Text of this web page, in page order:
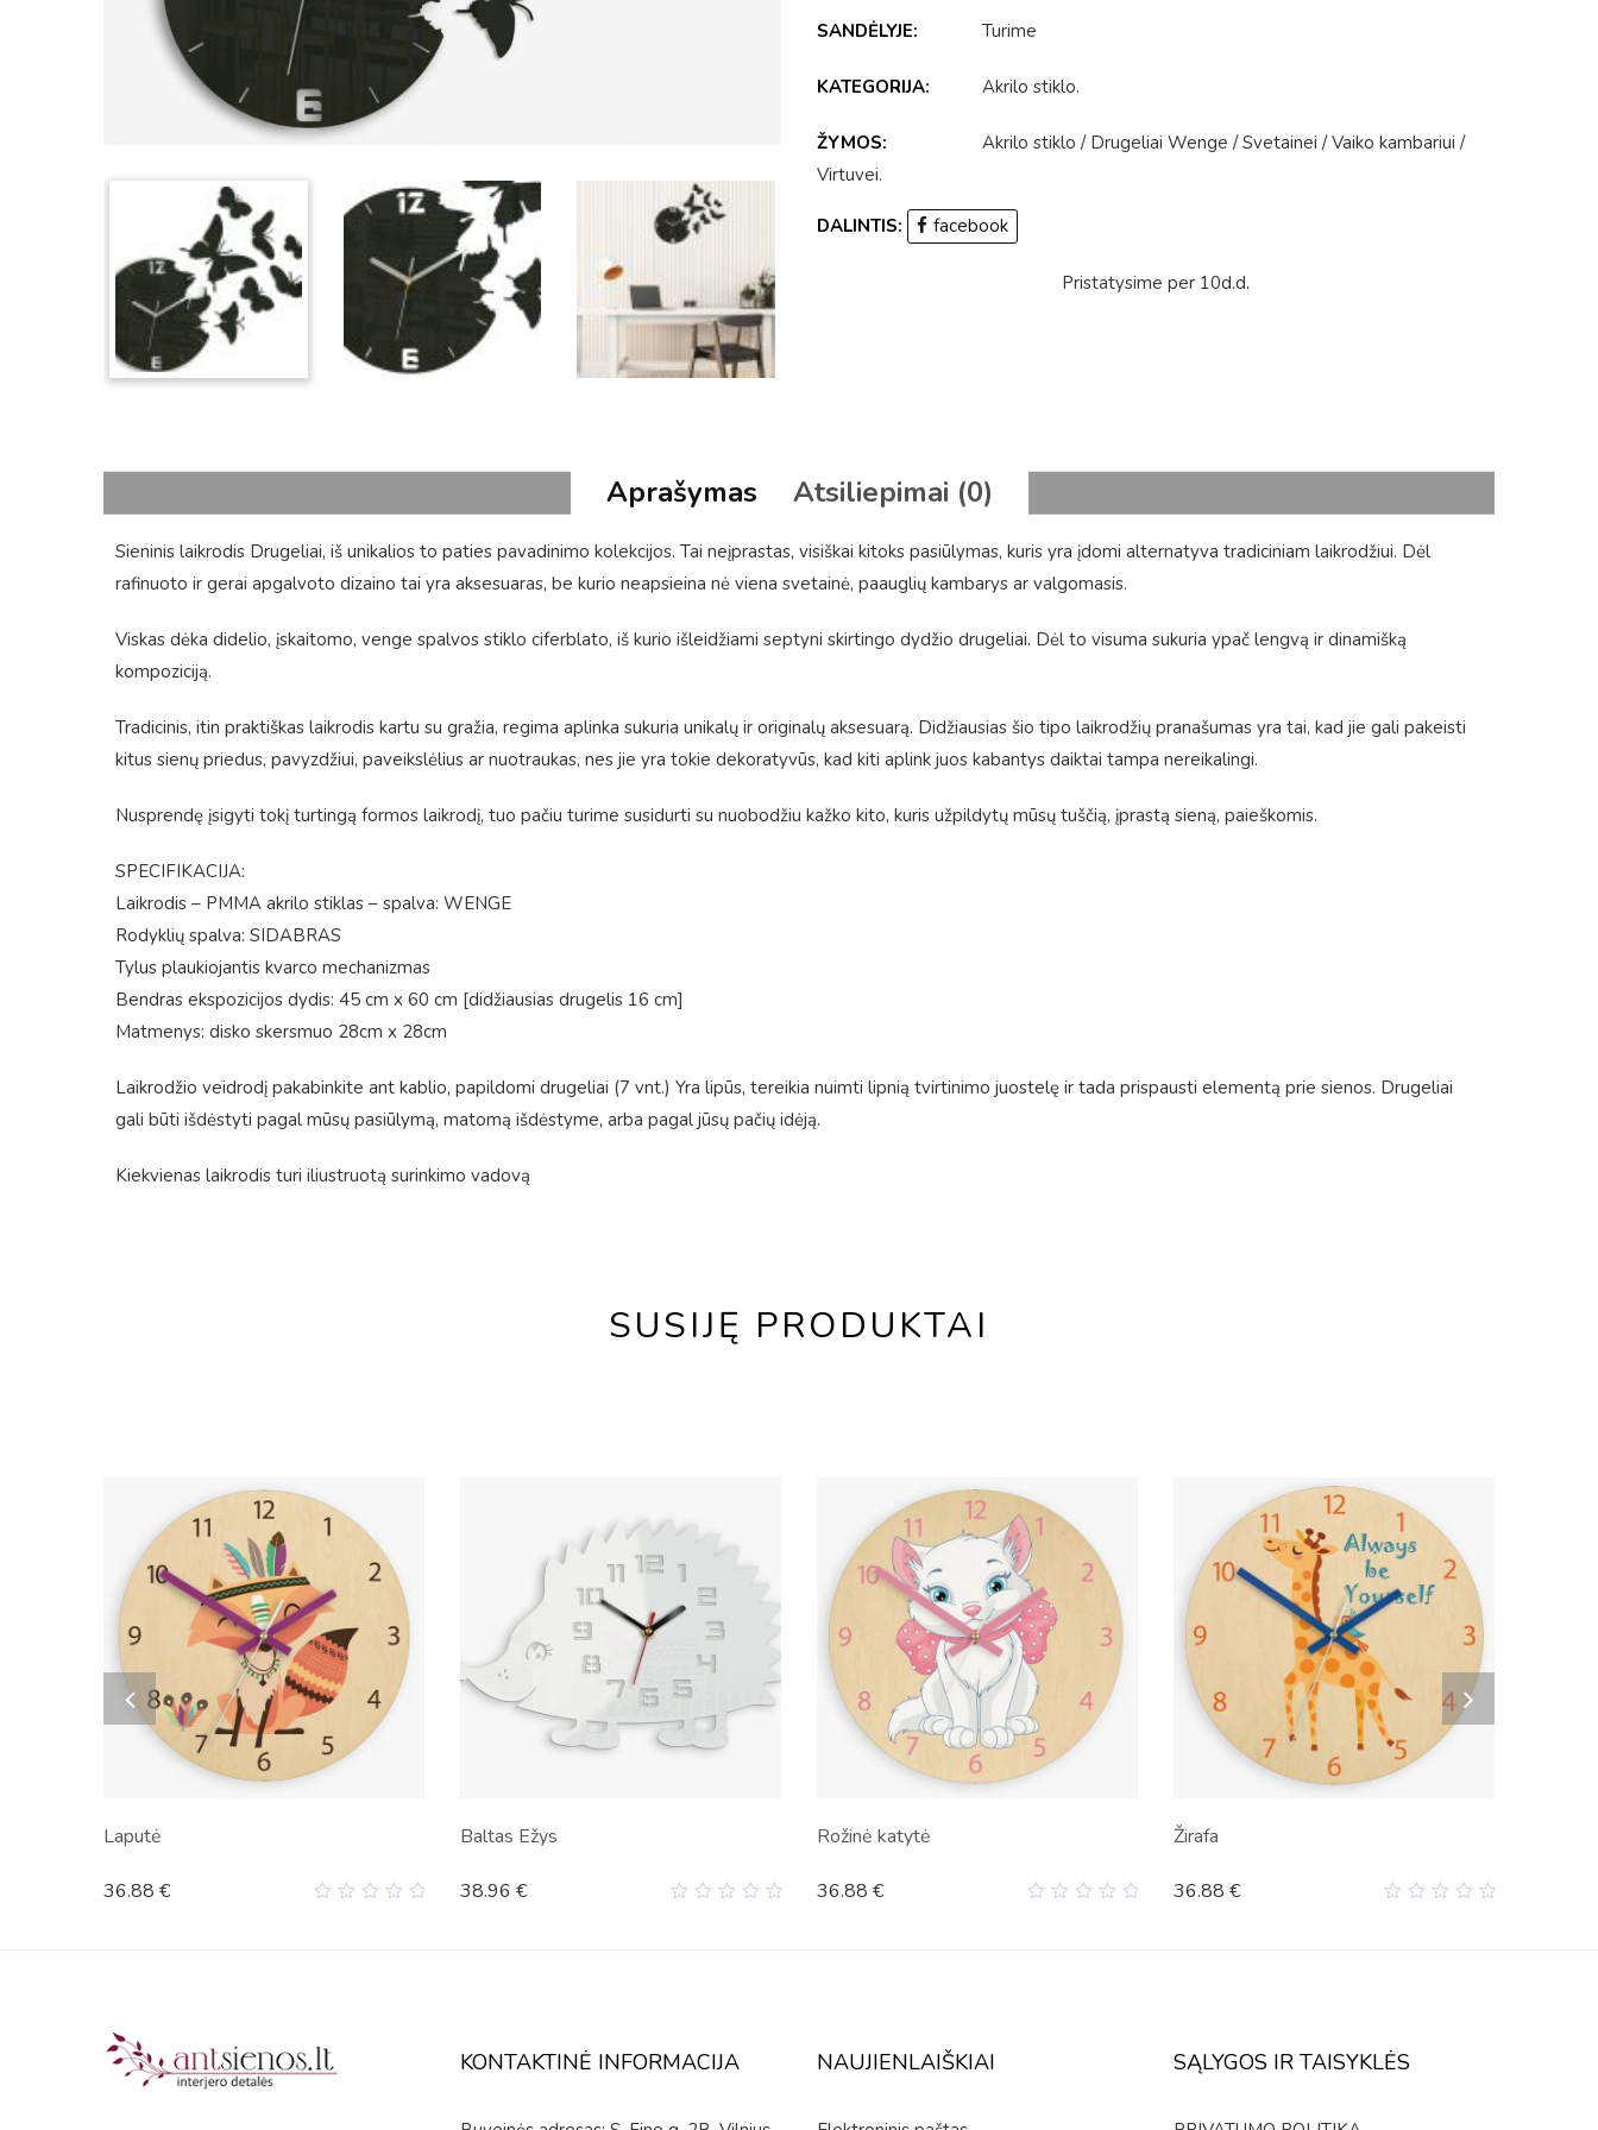
SANDĖLYJE: Turime
KATEGORIJA: Akrilo stiklo.
ŽYMOS: Akrilo stiklo / Drugeliai Wenge /Svetainei /Vaiko kambariui /
Virtuvei.
DALINTIS: facebook
Pristatysime per 10d.d.
Aprašymas Atsiliepimai (0)
Sieninis laikrodis Drugeliai, iš unikalios to paties pavadinimo kolekcijos. Tai neįprastas, visiškai kitoks pasiūlymas, kuris yra įdomi alternatyva tradiciniam laikrodžiui. Dėl
rafinuoto ir gerai apgalvoto dizaino tai yra aksesuaras, be kurio neapsieina nė viena svetainė, paauglių kambarys ar valgomasis.
Viskas dėka didelio, įskaitomo, venge spalvos stiklo ciferblato, iš kurio išleidžiami septyni skirtingo dydžio drugeliai. Dėl to visuma sukuria ypač lengvą ir dinamišką
kompoziciją.
Tradicinis, itin praktiškas laikrodis kartu su gražia, regima aplinka sukuria unikalų ir originalų aksesuarą. Didžiausias šio tipo laikrodžių pranašumas yra tai, kad jie gali pakeisti
kitus sienų priedus, pavyzdžiui, paveikslėlius ar nuotraukas, nes jie yra tokie dekoratyvūs, kad kiti aplink juos kabantys daiktai tampa nereikalingi.
Nusprendę įsigyti tokį turtingą formos laikrodį, tuo pačiu turime susidurti su nuobodžiu kažko kito, kuris užpildytų mūsų tuščią, įprastą sieną, paieškomis.
SPECIFIKACIJA:
Laikrodis – PMMA akrilo stiklas – spalva: WENGE
Rodyklių spalva: SIDABRAS
Tylus plaukiojantis kvarco mechanizmas
Bendras ekspozicijos dydis: 45 cm x 60 cm [didžiausias drugelis 16 cm]
Matmenys: disko skersmuo 28cm x 28cm
Laikrodžio veidrodį pakabinkite ant kablio, papildomi drugeliai (7 vnt.) Yra lipūs, tereikia nuimti lipnią tvirtinimo juostelę ir tada prispausti elementą prie sienos. Drugeliai
gali būti išdėstyti pagal mūsų pasiūlymą, matomą išdėstyme, arba pagal jūsų pačių idėją.
Kiekvienas laikrodis turi iliustruotą surinkimo vadovą
SUSIJĘ PRODUKTAI
Laputė
36.88 €
Baltas Ežys
38.96 €
Rožinė katytė
36.88 €
Žirafa
36.88 €
KONTAKTINĖ INFORMACIJA NAUJIENLAIŠKIAI SĄLYGOS IR TAISYKLĖS